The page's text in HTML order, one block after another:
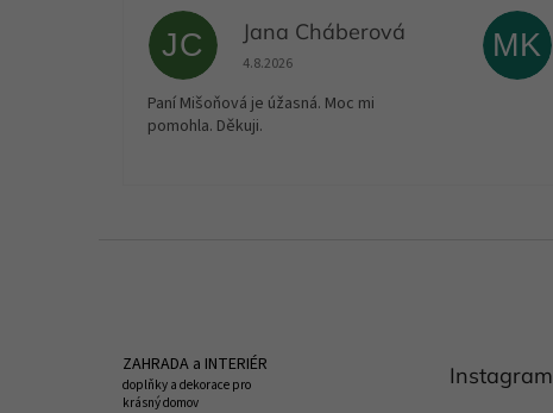
JC Jana Cháberová
Hodnocení obchodu je 5 z 5 hvězdiček.
4.8.2026
Paní Mišoňová je úžasná. Moc mi
pomohla. Děkuji.
MK
ZAHRADA a INTERIÉR
doplňky a dekorace pro
krásný domov
Instagram